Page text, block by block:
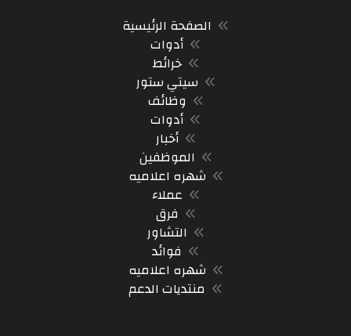
الصفحة الرئيسية
أدوات
خرائط
سيتي ستور
وظائف
أدوات
أخبار
الموظفين
شهره اعلاميه
عملاء
فرق
التشاور
فوائد
شهره اعلاميه
منتديات الدعم